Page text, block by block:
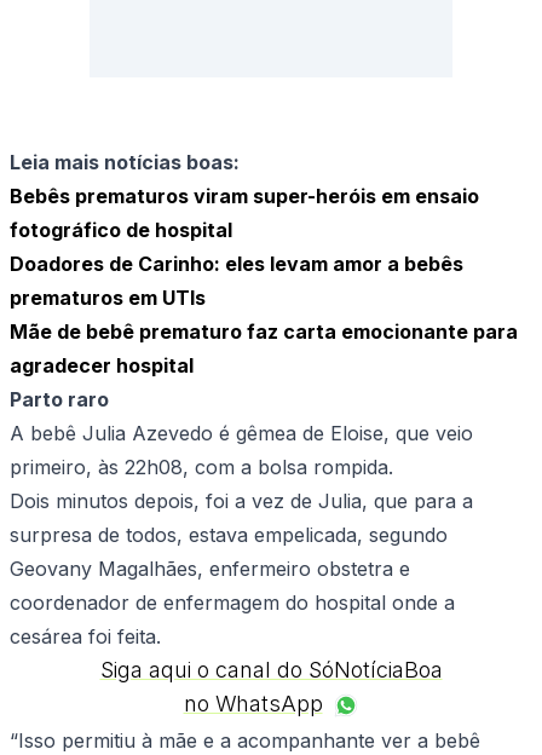
Leia mais notícias boas:
Bebês prematuros viram super-heróis em ensaio
fotográfico de hospital
Doadores de Carinho: eles levam amor a bebês
prematuros em UTIs
Mãe de bebê prematuro faz carta emocionante para
agradecer hospital
Parto raro
A bebê Julia Azevedo é gêmea de Eloise, que veio
primeiro, às 22h08, com a bolsa rompida.
Dois minutos depois, foi a vez de Julia, que para a
surpresa de todos, estava empelicada, segundo
Geovany Magalhães, enfermeiro obstetra e
coordenador de enfermagem do hospital onde a
cesárea foi feita.
Siga aqui o canal do SóNotíciaBoa
no WhatsApp
“Isso permitiu à mãe e a acompanhante ver a bebê